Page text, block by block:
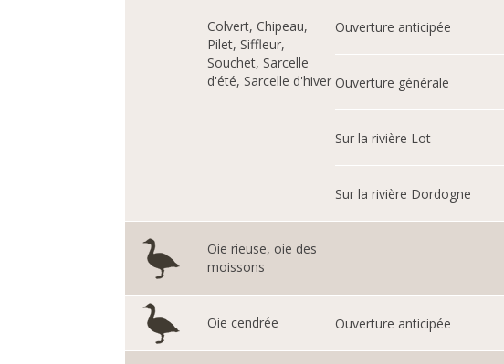
Colvert, Chipeau,
Pilet, Siffleur,
Souchet, Sarcelle
d'été, Sarcelle d'hiver
Ouverture anticipée
Ouverture générale
Sur la rivière Lot
Sur la rivière Dordogne
Oie rieuse, oie des
moissons
Oie cendrée Ouverture anticipée